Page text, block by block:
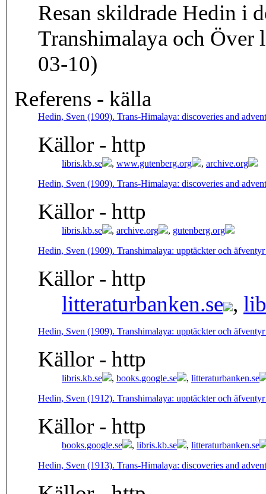
Resan skildrade Hedin i
Transhimalaya och
03-10)
Referens - källa
Hedin, Sven (1909). Trans-Himalaya: discoveries and
Källor - http
libris.kb.se , www.gutenberg.org , archive.org
Hedin, Sven (1909). Trans-Himalaya: discoveries and
Källor - http
libris.kb.se , archive.org , gutenberg.org
Hedin, Sven (1909). Transhimalaya: upptäckter och
Källor - http
litteraturbanken.se ,
Hedin, Sven (1909). Transhimalaya: upptäckter och
Källor - http
libris.kb.se , books.google.se , litteraturbanken.se
Hedin, Sven (1912). Transhimalaya: upptäckter och
Källor - http
books.google.se , libris.kb.se , litteraturbanken.se
Hedin, Sven (1913). Trans-Himalaya: discoveries and